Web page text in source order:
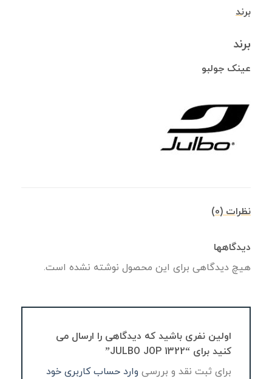
برند
برند
عینک جولبو
نظرات (0)
دیدگاهها
هیچ دیدگاهی برای این محصول نوشته نشده است.
اولین نفری باشید که دیدگاهی را ارسال می
کنید برای “JULBO JOP 1322”
برای ثبت نقد و بررسی وارد حساب کاربری خود